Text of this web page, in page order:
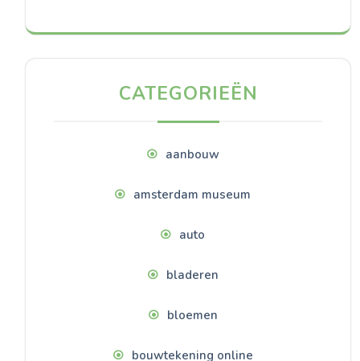
CATEGORIEËN
aanbouw
amsterdam museum
auto
bladeren
bloemen
bouwtekening online